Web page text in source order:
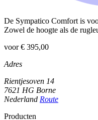
De Sympatico Comfort is
Zowel de hoogte als de
voor € 395,00
Adres
Rientjesoven 14
7621 HG Borne
Nederland Route
Producten